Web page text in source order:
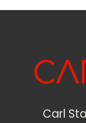
Carl